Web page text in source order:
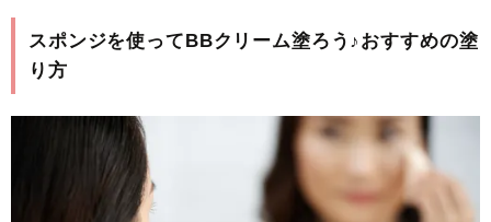
スポンジを使ってBBクリーム塗ろう♪おすすめの塗
り方